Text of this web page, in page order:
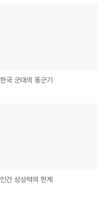
한국 군대의 똥군기
인간 상상력의 한계